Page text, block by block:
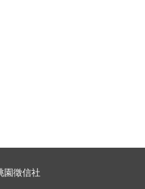
園徵信社